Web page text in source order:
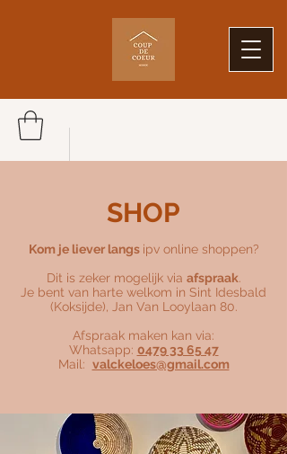
SHOP
Kom je liever langs ipv online shoppen?
Dit is zeker mogelijk via afspraak.
Je bent van harte welkom in Sint Idesbald
(Koksijde), Jan Van Looylaan 80.
Afspraak maken kan via:
Whatsapp: 0479 33 65 47
Mail: valckeloes@gmail.com